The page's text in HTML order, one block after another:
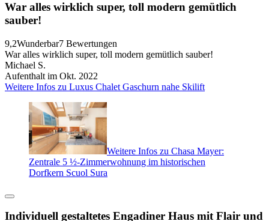
War alles wirklich super, toll modern gemütlich
sauber!
9,2Wunderbar7 Bewertungen
War alles wirklich super, toll modern gemütlich sauber!
Michael S.
Aufenthalt im Okt. 2022
Weitere Infos zu Luxus Chalet Gaschurn nahe Skilift
Weitere Infos zu Chasa Mayer:
Zentrale 5 ½-Zimmerwohnung im historischen
Dorfkern Scuol Sura
Individuell gestaltetes Engadiner Haus mit Flair und